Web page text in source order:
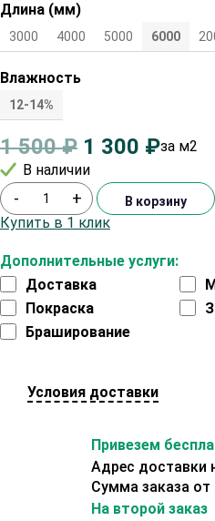
Длина (мм)
3000 4000 5000 6000
Влажность
12-14%
1 500₽ 1 300 ₽за м2
В наличии
Дополнительные услуги:
Доставка
Покраска
Браширование
- + В корзину
Купить в 1 клик
Условия доставки
Привезем
Адрес доставки
Сумма заказа от
На второй заказ